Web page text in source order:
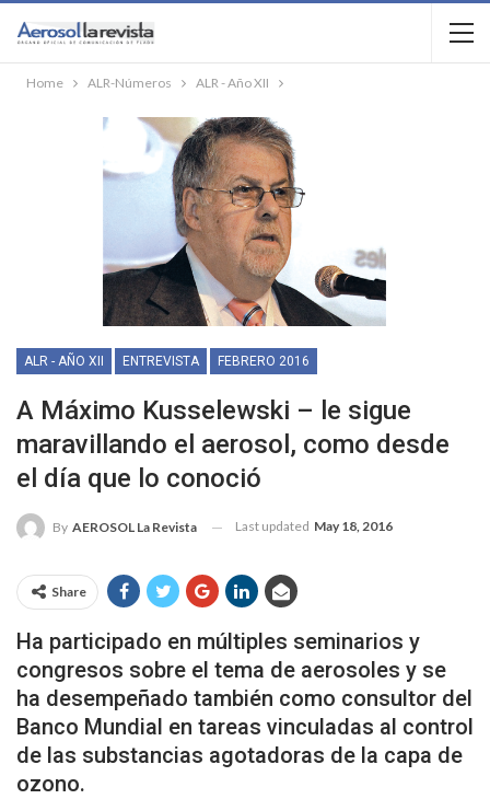
Home ALR-Números ALR - Año XII
ALR - AÑO XII ENTREVISTA FEBRERO 2016
A Máximo Kusselewski – le sigue
maravillando el aerosol, como desde
el día que lo conoció
By AEROSOL La Revista Last updated May 18, 2016
Share
Ha participado en múltiples seminarios y
congresos sobre el tema de aerosoles y se
ha desempeñado también como consultor del
Banco Mundial en tareas vinculadas al control
de las substancias agotadoras de la capa de
ozono.